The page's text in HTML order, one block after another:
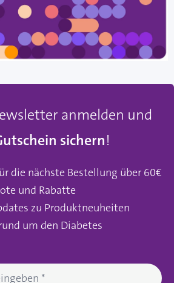
anmelden und
sichern!
die nächste Bestellung über 60€
und Rabatte
zu Produktneuheiten
um den Diabetes